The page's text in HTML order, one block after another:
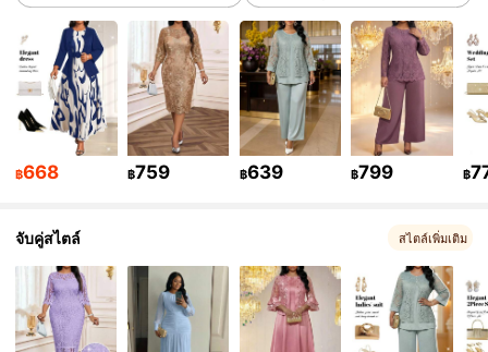
82K ผู้ติดตาม
4.77 82K ผู้ติดตาม
82K ผู้ติดตาม
4.77 82K ผู้ติดตาม
฿668 ฿759 ฿639 ฿799 ฿
จับคู่สไตล์ สไตล์เพิ่มเติม